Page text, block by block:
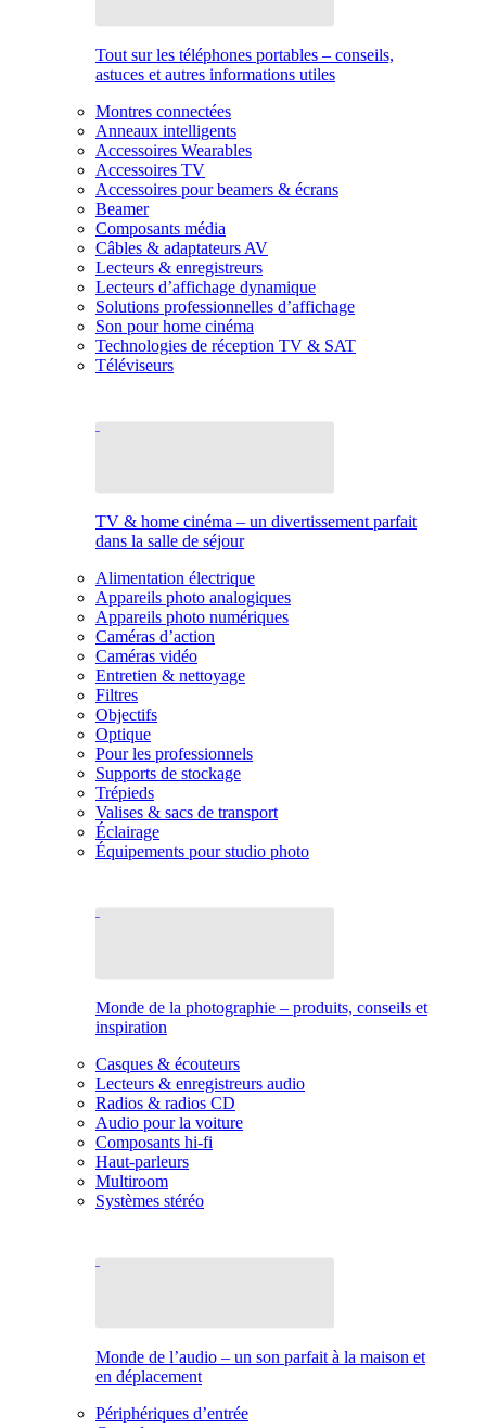
Tout sur les téléphones portables – conseils,
astuces et autres informations utiles
Montres connectées
Anneaux intelligents
Accessoires Wearables
Accessoires TV
Accessoires pour beamers & écrans
Beamer
Composants média
Câbles & adaptateurs AV
Lecteurs & enregistreurs
Lecteurs d’affichage dynamique
Solutions professionnelles d’affichage
Son pour home cinéma
Technologies de réception TV & SAT
Téléviseurs
TV & home cinéma – un divertissement parfait
dans la salle de séjour
Alimentation électrique
Appareils photo analogiques
Appareils photo numériques
Caméras d’action
Caméras vidéo
Entretien & nettoyage
Filtres
Objectifs
Optique
Pour les professionnels
Supports de stockage
Trépieds
Valises & sacs de transport
Éclairage
Équipements pour studio photo
Monde de la photographie – produits, conseils et
inspiration
Casques & écouteurs
Lecteurs & enregistreurs audio
Radios & radios CD
Audio pour la voiture
Composants hi-fi
Haut-parleurs
Multiroom
Systèmes stéréo
Monde de l’audio – un son parfait à la maison et
en déplacement
Périphériques d’entrée